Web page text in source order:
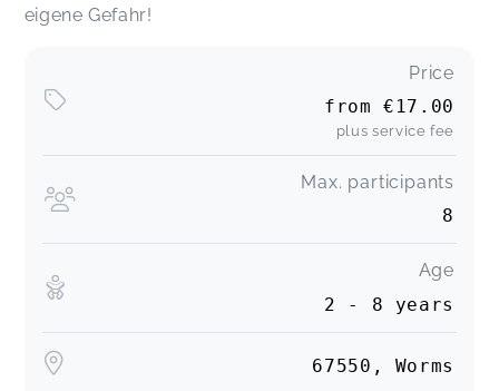
eigene Gefahr!
Price
from€17.00
plus service fee
Max. participants
8
Age
2 - 8 years
67550, Worms